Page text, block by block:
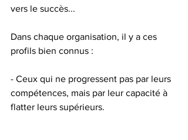
vers le succès...
Dans chaque organisation, il y a ces
profils bien connus :
- Ceux qui ne progressent pas par leurs
compétences, mais par leur capacité à
flatter leurs supérieurs.